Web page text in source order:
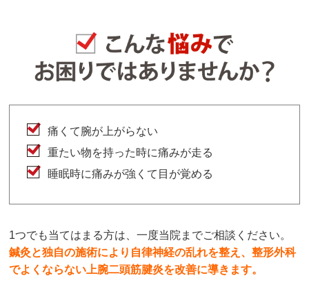
痛くて腕が上がらない
重たい物を持った時に痛みが走る
睡眠時に痛みが強くて目が覚める
1つでも当てはまる方は、一度当院までご相談ください。
鍼灸と独自の施術により自律神経の乱れを整え、整形外科
でよくならない上腕二頭筋腱炎を改善に導きます。